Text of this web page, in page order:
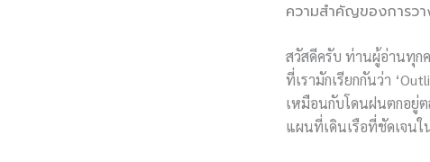
ความสำคัญของการวา
สวัสดีครับ ท่านผู้อ่านทุก
ที่เรามักเรียกกันว่า
เหมือนกับโดนฝนตกอยู่
แผนที่เดินเรือที่ชัดเจน